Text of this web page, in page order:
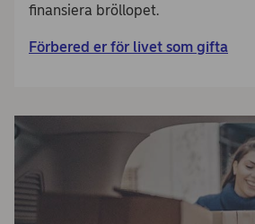
finansiera bröllopet.
Förbered er för livet som gifta